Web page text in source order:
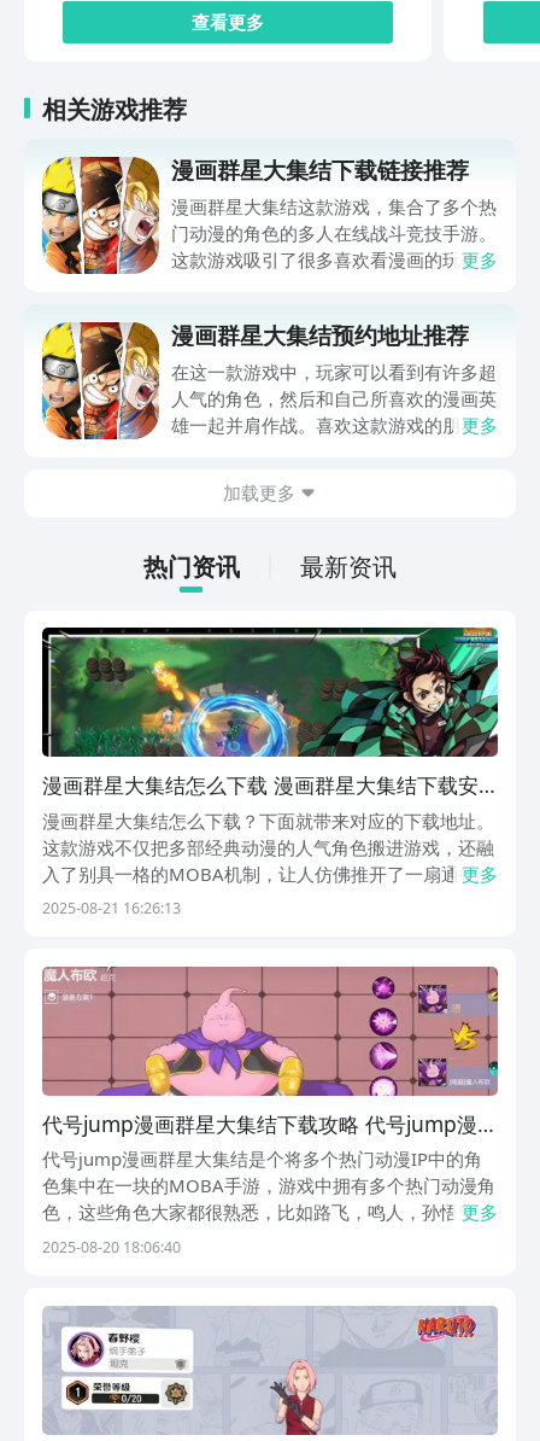
查看更多
相关游戏推荐
漫画群星大集结下载链接推荐
漫画群星大集结这款游戏，集合了多个热
门动漫的角色的多人在线战斗竞技手游。
这款游戏吸引了很多喜欢看漫画的玩家来
大家具体的介绍一下这款游戏的各种游戏
玩法和特色吧，如果大家对这款游戏感兴
趣的话，也可以前往九游APP去进行下载
预约，接下来就跟随着小编的脚步一起来
更多
漫画群星大集结预约地址推荐
在这一款游戏中，玩家可以看到有许多超
人气的角色，然后和自己所喜欢的漫画英
雄一起并肩作战。喜欢这款游戏的朋友也
的地址，及时的申请预约，体会整个游戏
更多
加载更多
热门资讯 最新资讯
漫画群星大集结怎么下载 漫画群星大集结下载安
装链接
漫画群星大集结怎么下载？下面就带来对应的下载地址。
这款游戏不仅把多部经典动漫的人气角色搬进游戏，还融
入了别具一格的MOBA机制，让人仿佛推开了一扇通往全
新次元的大门。在这里，动漫人物不再是屏幕中的影像，
更多
2025-08-21 16:26:13
代号jump漫画群星大集结下载攻略 代号jump漫画
群星大集结下载链接
代号jump漫画群星大集结是个将多个热门动漫IP中的角
色集中在一块的MOBA手游，游戏中拥有多个热门动漫角
色，这些角色大家都很熟悉，比如路飞，鸣人，孙悟空
等，他们拥有各自不同属性技能，可挑选合适角色与对手
更多
2025-08-20 18:06:40